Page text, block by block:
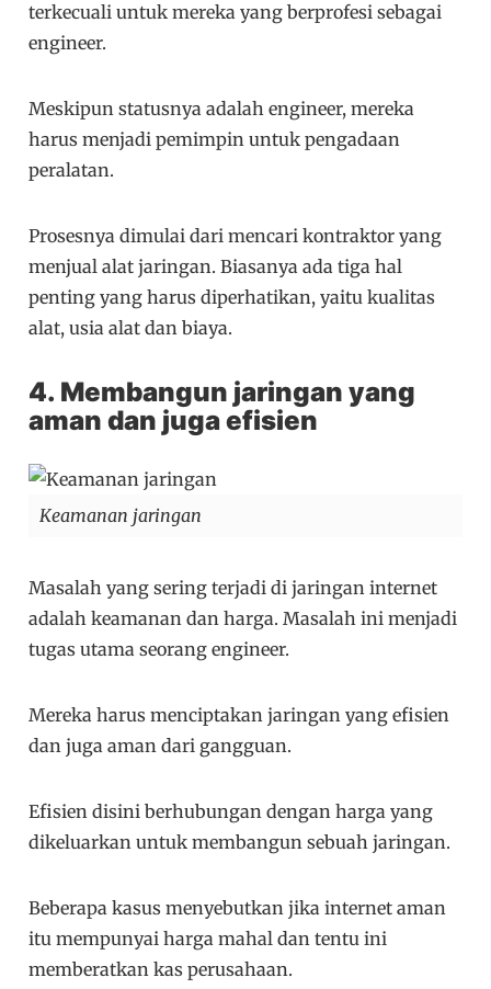
terkecuali untuk mereka yang berprofesi sebagai
engineer.
Meskipun statusnya adalah engineer, mereka
harus menjadi pemimpin untuk pengadaan
peralatan.
Prosesnya dimulai dari mencari kontraktor yang
menjual alat jaringan. Biasanya ada tiga hal
penting yang harus diperhatikan, yaitu kualitas
alat, usia alat dan biaya.
4. Membangun jaringan yang
aman dan juga efisien
Keamanan jaringan
Masalah yang sering terjadi di jaringan internet
adalah keamanan dan harga. Masalah ini menjadi
tugas utama seorang engineer.
Mereka harus menciptakan jaringan yang efisien
dan juga aman dari gangguan.
Efisien disini berhubungan dengan harga yang
dikeluarkan untuk membangun sebuah jaringan.
Beberapa kasus menyebutkan jika internet aman
itu mempunyai harga mahal dan tentu ini
memberatkan kas perusahaan.